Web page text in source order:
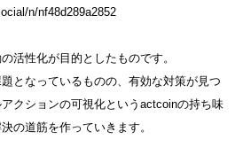
n/nf48d289a2852
活性化が目的としたものです。
となっているものの、有効な対策が見つ
クションの可視化というactcoinの持ち味
の道筋を作っていきます。